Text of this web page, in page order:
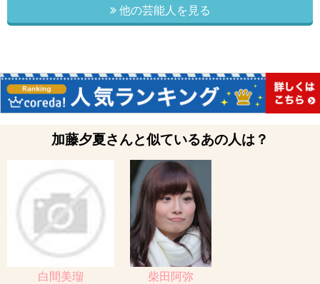
他の芸能人を見る
加藤夕夏さんと似ているあの人は？
白間美瑠 柴田阿弥